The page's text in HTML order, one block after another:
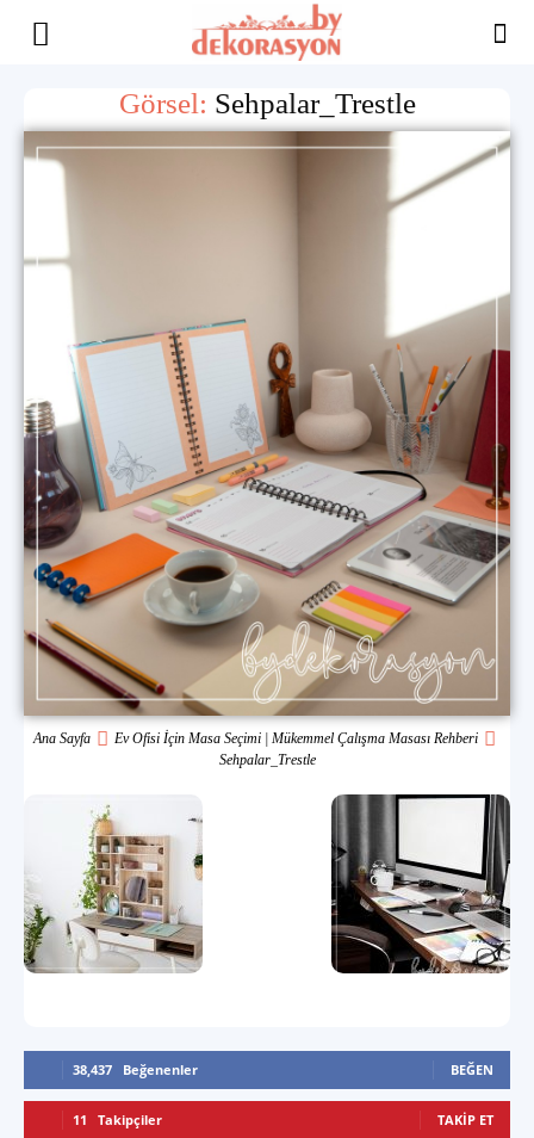
Yaşam
Alanınıza
Görsel: Sehpalar_Trestle
Ana Sayfa
Ev Ofisi İçin Masa Seçimi | Mükemmel Çalışma Masası Rehberi
Sehpalar_Trestle
38,437 Beğenenler BEĞEN
11 Takipçiler TAKIP ET